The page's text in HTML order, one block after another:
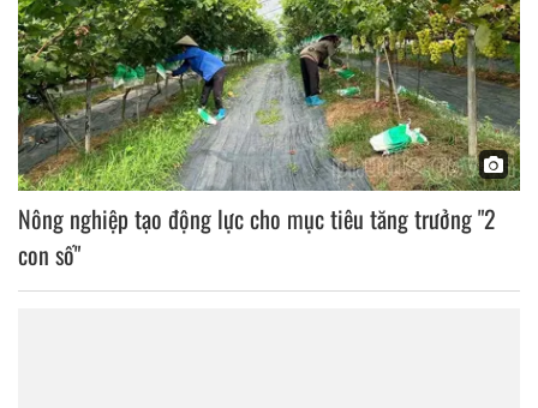
Nông nghiệp tạo động lực cho mục tiêu tăng trưởng "2
con số"